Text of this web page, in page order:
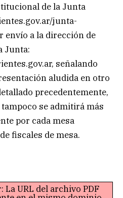
de la Junta
junta-
envío a la dirección de
Junta:
, señalando
aludida en otro
precedentemente,
se admitirá más
por cada mesa
fiscales de mesa.
URL del archivo PDF